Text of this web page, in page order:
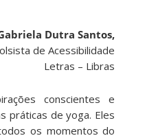
Dutra Santos,
de Acessibilidade
Letras – Libras
conscientes e
práticas de yoga. Eles
os momentos do